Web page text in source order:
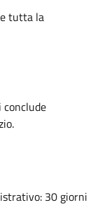
tutta la
30 giorni